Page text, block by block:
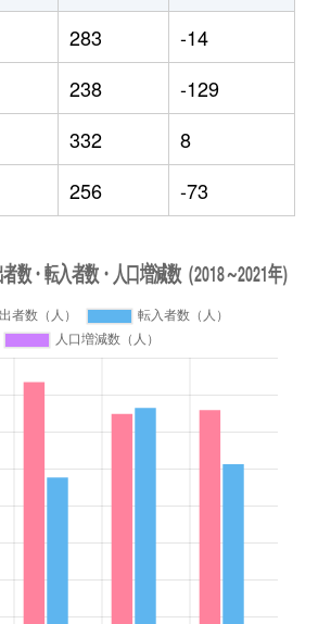
283
-14
238
-129
332
8
256 -73